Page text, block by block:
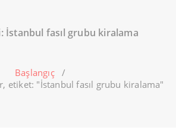
İstanbul fasıl grubu kiralama
Başlangıç/
etiket: "İstanbul fasıl grubu kiralama"